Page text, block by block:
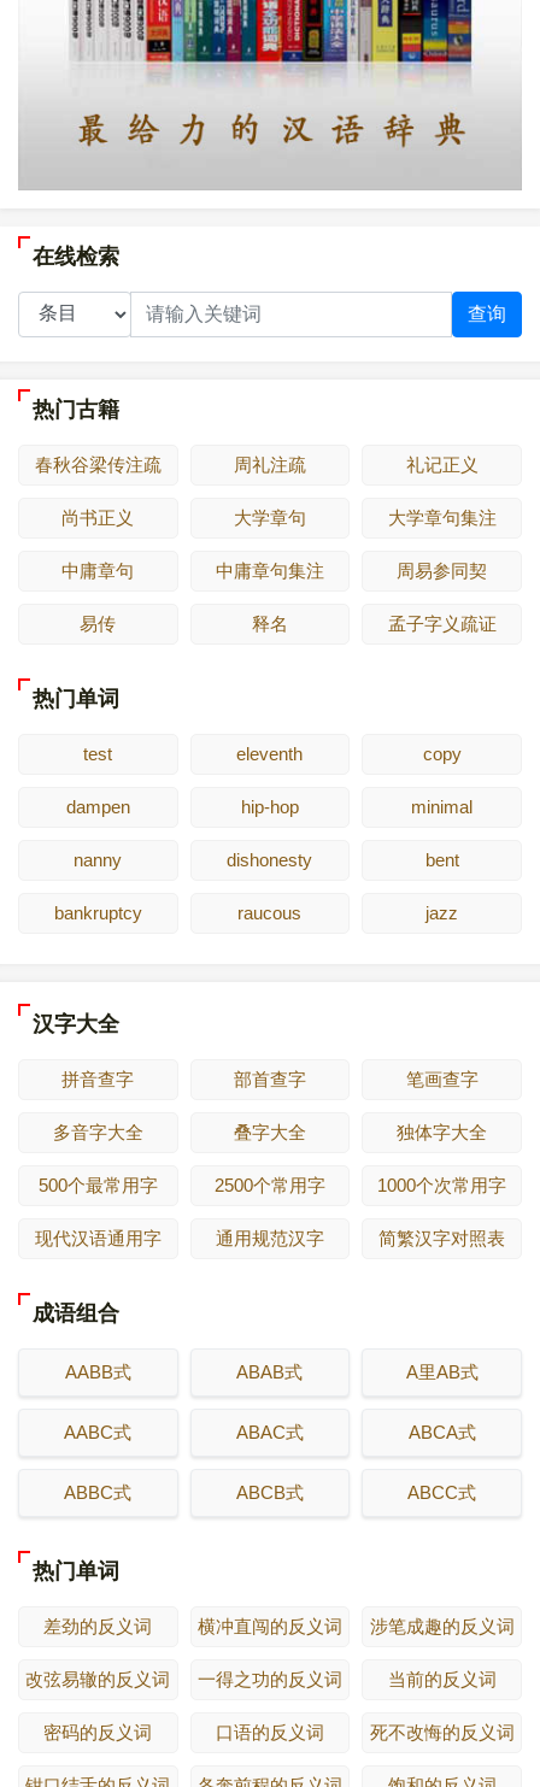
在线检索
查询
热门古籍
春秋谷梁传注疏 周礼注疏 礼记正义
尚书正义 大学章句 大学章句集注
中庸章句 中庸章句集注 周易参同契
易传 释名 孟子字义疏证
热门单词
test eleventh copy
dampen hip-hop minimal
nanny dishonesty bent
bankruptcy raucous jazz
汉字大全
拼音查字 部首查字 笔画查字
多音字大全 叠字大全 独体字大全
500个最常用字 2500个常用字 1000个次常用字
现代汉语通用字 通用规范汉字 简繁汉字对照表
成语组合
AABB式 ABAB式 A里AB式
AABC式 ABAC式 ABCA式
ABBC式 ABCB式 ABCC式
热门单词
差劲的反义词 横冲直闯的反义词 涉笔成趣的反义词
改弦易辙的反义词 一得之功的反义词 当前的反义词
密码的反义词 口语的反义词 死不改悔的反义词